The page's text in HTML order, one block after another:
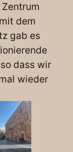
dem
gab es
dass wir
wieder